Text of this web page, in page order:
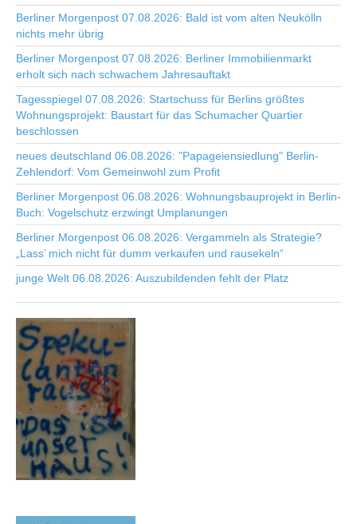
Berliner Morgenpost 07.08.2026: Bald ist vom alten Neukölln
nichts mehr übrig
Berliner Morgenpost 07.08.2026: Berliner Immobilienmarkt
erholt sich nach schwachem Jahresauftakt
Tagesspiegel 07.08.2026: Startschuss für Berlins größtes
Wohnungsprojekt: Baustart für das Schumacher Quartier
beschlossen
neues deutschland 06.08.2026: "Papageiensiedlung" Berlin-
Zehlendorf: Vom Gemeinwohl zum Profit
Berliner Morgenpost 06.08.2026: Wohnungsbauprojekt in Berlin-
Buch: Vogelschutz erzwingt Umplanungen
Berliner Morgenpost 06.08.2026: Vergammeln als Strategie?
„Lass’ mich nicht für dumm verkaufen und rausekeln“
junge Welt 06.08.2026: Auszubildenden fehlt der Platz